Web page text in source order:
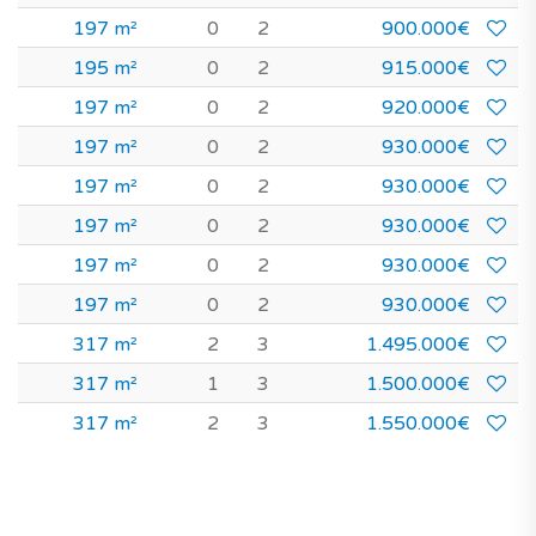
197 m²
0 2
900.000€
195 m²
0 2
915.000€
197 m²
0 2
920.000€
197 m²
0 2
930.000€
197 m²
0 2
930.000€
197 m²
0 2
930.000€
197 m²
0 2
930.000€
197 m²
0 2
930.000€
317 m²
2 3
1.495.000€
317 m²
1 3
1.500.000€
317 m²
2 3 1.550.000€